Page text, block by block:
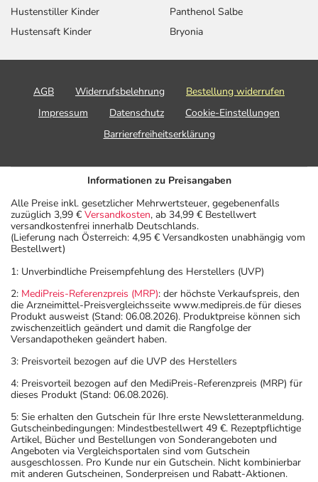
Hustenstiller Kinder
Hustensaft Kinder
Panthenol Salbe
Bryonia
AGB Widerrufsbelehrung
Bestellung widerrufen
Impressum
Datenschutz
Cookie-Einstellungen
Barrierefreiheitserklärung
Informationen zu Preisangaben
Alle Preise inkl. gesetzlicher Mehrwertsteuer, gegebenenfalls
zuzüglich 3,99 € Versandkosten, ab 34,99 € Bestellwert
versandkostenfrei innerhalb Deutschlands.
(Lieferung nach Österreich: 4,95 € Versandkosten unabhängig vom
Bestellwert)
1: Unverbindliche Preisempfehlung des Herstellers (UVP)
2: MediPreis-Referenzpreis (MRP): der höchste Verkaufspreis, den
die Arzneimittel-Preisvergleichsseite www.medipreis.de für dieses
Produkt ausweist (Stand: 06.08.2026). Produktpreise können sich
zwischenzeitlich geändert und damit die Rangfolge der
Versandapotheken geändert haben.
3: Preisvorteil bezogen auf die UVP des Herstellers
4: Preisvorteil bezogen auf den MediPreis-Referenzpreis (MRP) für
dieses Produkt (Stand: 06.08.2026).
5: Sie erhalten den Gutschein für Ihre erste Newsletteranmeldung.
Gutscheinbedingungen: Mindestbestellwert 49 €. Rezeptpflichtige
Artikel, Bücher und Bestellungen von Sonderangeboten und
Angeboten via Vergleichsportalen sind vom Gutschein
ausgeschlossen. Pro Kunde nur ein Gutschein. Nicht kombinierbar
mit anderen Gutscheinen, Sonderpreisen und Rabatt-Aktionen.